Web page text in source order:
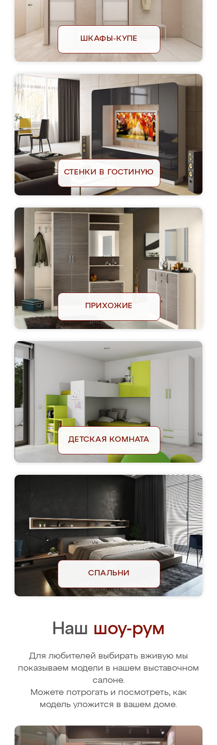
ШКАФЫ-КУПЕ
СТЕНКИ В ГОСТИНУЮ
ПРИХОЖИЕ
ДЕТСКАЯ КОМНАТА
СПАЛЬНИ
Наш шоу-рум
Для любителей выбирать вживую мы
показываем модели в нашем выставочном
салоне.
Можете потрогать и посмотреть, как
модель уложится в вашем доме.